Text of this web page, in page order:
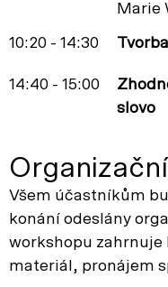
Marie
10:20 - 14:30
14:40 - 15:00
slovo
Všem účastníkům
konání odeslány
workshopu
materiál, pronájem